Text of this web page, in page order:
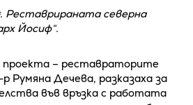
Реставрираната северна
Йосиф“.
– реставраторите
Румяна Дечева, разказаха за
във връзка с работата